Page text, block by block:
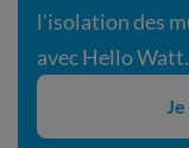
l'isolation des
avec Hello Watt.